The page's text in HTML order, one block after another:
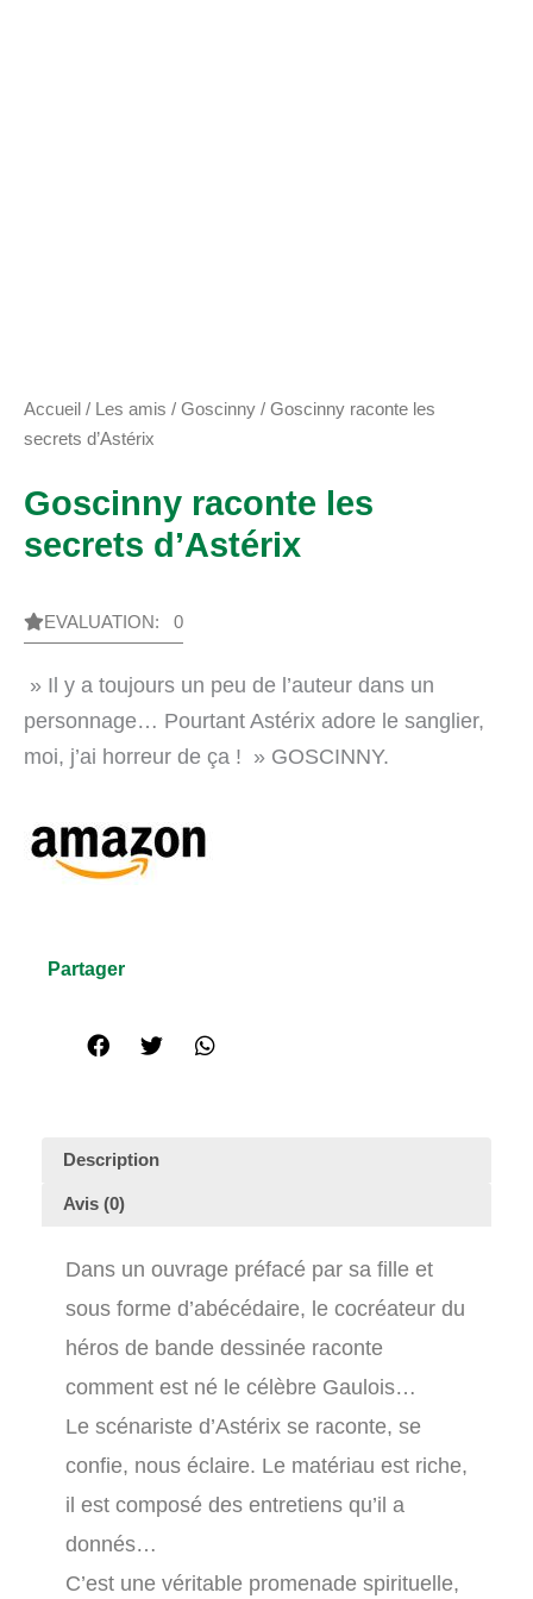
Accueil / Les amis / Goscinny / Goscinny raconte les
secrets d’Astérix
Goscinny raconte les
secrets d’Astérix
EVALUATION: 0
» Il y a toujours un peu de l’auteur dans un
personnage… Pourtant Astérix adore le sanglier,
moi, j’ai horreur de ça ! » GOSCINNY.
Partager
Description
Avis (0)
Dans un ouvrage préfacé par sa fille et
sous forme d’abécédaire, le cocréateur du
héros de bande dessinée raconte
comment est né le célèbre Gaulois…
Le scénariste d’Astérix se raconte, se
confie, nous éclaire. Le matériau est riche,
il est composé des entretiens qu’il a
donnés…
C’est une véritable promenade spirituelle,